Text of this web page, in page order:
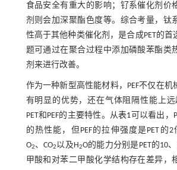
食品安全有重大的影响；钌系催化剂价
剂则会加深聚酯色度等。综合考量，钛
性高于其他种类催化剂，是合成PET的首
题可通过在聚合过程中添加磷酸苯酯类
剂来进行改善。
作为一种新型高性能材料，PEF不仅在机
有明显的优势，还在气体阻隔性能上远
PET和PEF的主要特性。从表1 可以看出，
的热性能，但PEF的拉伸强度是PET的2
O2、CO2以及H2O的能力分别是PET的10
甲酸和对苯二甲酸化学结构存在差异，